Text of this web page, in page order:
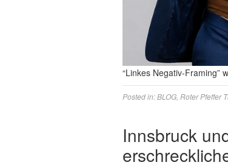
“Linkes Negativ-Framing”
Posted in:BLOG Roter Pfeffer
Innsbruck